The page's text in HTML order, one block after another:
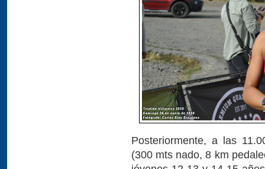
Posteriormente, a las
(300 mts nado, 8 km